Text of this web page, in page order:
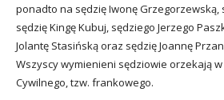
ponadto na sędzię Iwonę Grzegorzewską,
sędzię Kingę Kubuj, sędziego Jerzego
Jolantę Stasińską oraz sędzię Joannę
Wszyscy wymienieni sędziowie orzekają w
Cywilnego, tzw. frankowego.